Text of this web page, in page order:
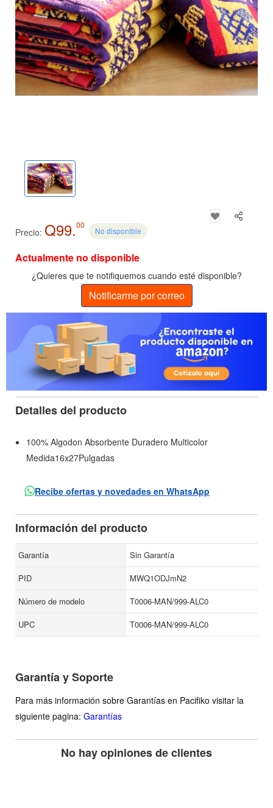
Precio: Q99.00
No disponible
Actualmente no disponible
¿Quieres que te notifiquemos cuando esté disponible?
Notificarme por correo
Detalles del producto
100% Algodon Absorbente Duradero Multicolor
Medida16x27Pulgadas
Recibe ofertas y novedades en WhatsApp
Información del producto
Garantía
Sin Garantía
PID
MWQ1ODJmN2
Número de modelo
T0006-MAN/999-ALC0
UPC
T0006-MAN/999-ALC0
Garantía y Soporte
Para más información sobre Garantías en Pacifiko visitar la
siguiente pagina: Garantías
No hay opiniones de clientes